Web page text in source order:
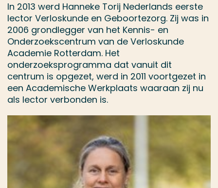
In 2013 werd Hanneke Torij Nederlands eerste
lector Verloskunde en Geboortezorg. Zij was in
2006 grondlegger van het Kennis- en
Onderzoekscentrum van de Verloskunde
Academie Rotterdam. Het
onderzoeksprogramma dat vanuit dit
centrum is opgezet, werd in 2011 voortgezet in
een Academische Werkplaats waaraan zij nu
als lector verbonden is.